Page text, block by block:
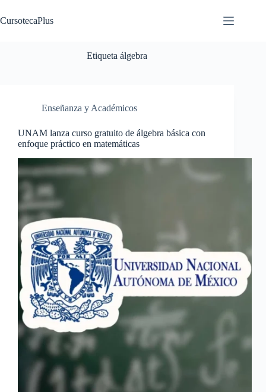
al
contenido
CursotecaPlus
Etiqueta álgebra
Enseñanza y Académicos
UNAM lanza curso gratuito de álgebra básica con
enfoque práctico en matemáticas